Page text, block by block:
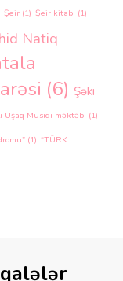
Şeir (1) Şeir kitabı (1)
Natiq
(6) Şəki
Uşaq Musiqi məktəbi (1)
(1) “TÜRK